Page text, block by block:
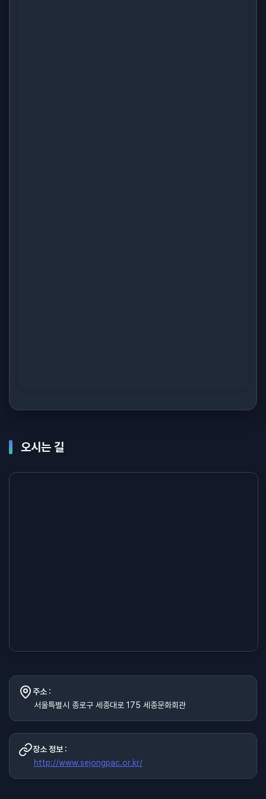
오시는 길
주소 :
서울특별시 종로구 세종대로 175 세종문화회관
장소 정보 :
http://www.sejongpac.or.kr/